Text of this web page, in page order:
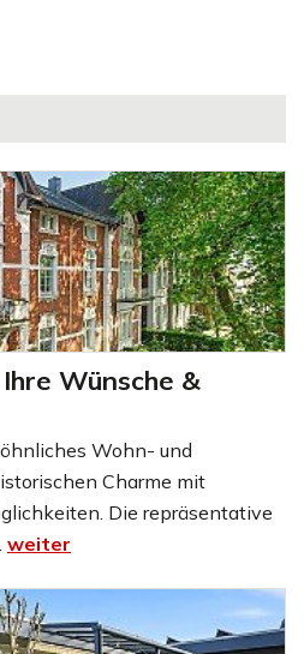
Wünsche &
Wohn- und
Charme mit
Die repräsentative
weiter